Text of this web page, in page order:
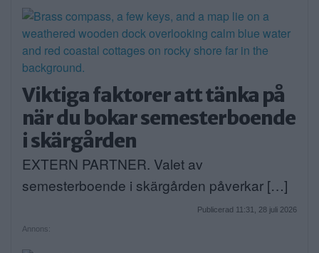
Viktiga faktorer att tänka på
när du bokar semesterboende
i skärgården
EXTERN PARTNER. Valet av
semesterboende i skärgården påverkar […]
Publicerad 11:31, 28 juli 2026
Annons: